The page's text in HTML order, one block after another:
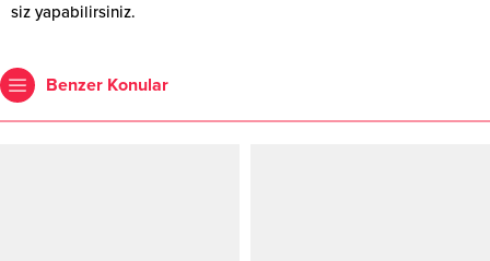
siz yapabilirsiniz.
Benzer Konular